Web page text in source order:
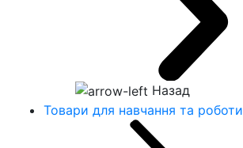
Назад
Товари для навчання та роботи